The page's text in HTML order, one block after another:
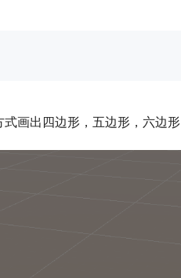
画出四边形，五边形，六边形